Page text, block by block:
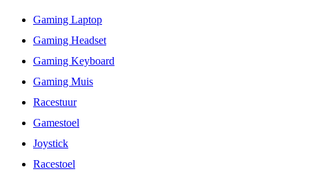
Gaming Laptop
Gaming Headset
Gaming Keyboard
Gaming Muis
Racestuur
Gamestoel
Joystick
Racestoel